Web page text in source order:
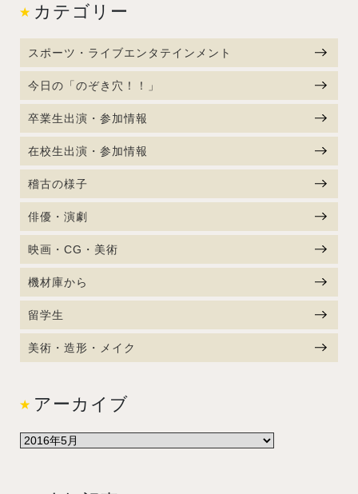
カテゴリー
スポーツ・ライブエンタテインメント
今日の「のぞき穴！！」
卒業生出演・参加情報
在校生出演・参加情報
稽古の様子
俳優・演劇
映画・CG・美術
機材庫から
留学生
美術・造形・メイク
アーカイブ